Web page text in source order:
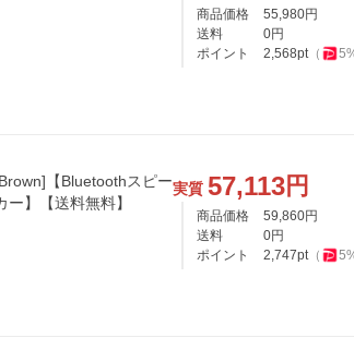
商品価格 55,980円
送料
0円
ポイント
2,568pt（ 5
【Bluetoothスピー
】【送料無料】
実質 57,113円
商品価格 59,860円
送料
0円
ポイント
2,747pt（ 5